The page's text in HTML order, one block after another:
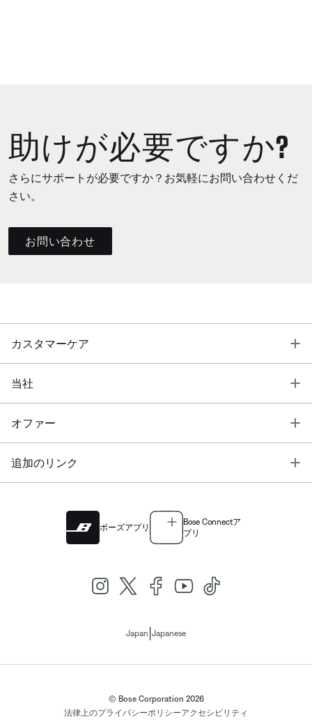
助けが必要ですか?
さらにサポートが必要ですか？お気軽にお問い合わせくだ
さい。
お問い合わせ
カスタマーケア
当社
オファー
追加のリンク
ボーズアプリ
Bose Connectア
プリ
Japan Japanese
© Bose Corporation 2026
法律上のプライバシーポリシーアクセシビリティ